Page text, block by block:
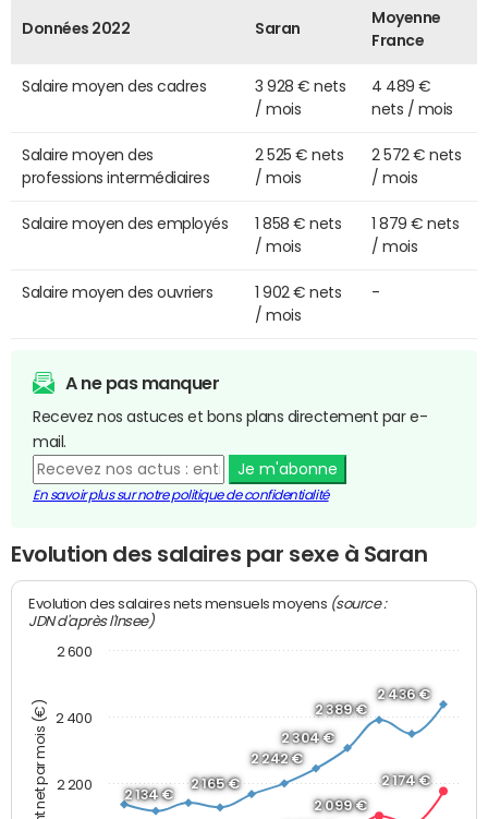
Données 2022 Saran
Moyenne
France
Salaire moyen des cadres
3 928 € nets
/ mois
4 489 €
nets / mois
Salaire moyen des
professions intermédiaires
2 525 € nets
/ mois
2 572 € nets
/ mois
Salaire moyen des employés
1 858 € nets
/ mois
1 879 € nets
/ mois
Salaire moyen des ouvriers
1 902 € nets
/ mois
-
A ne pas manquer
Recevez nos astuces et bons plans directement par e-
mail.
Je m'abonne
En savoir plus sur notre politique de confidentialité
Evolution des salaires par sexe à Saran
Montant net par mois (€)
Evolution des salaires nets mensuels moyens (source :
JDN d'après l'Insee)
2 099 €
2 174 €
2 134 €
2 165 €
2 242 €
2 304 €
2 389 €
2 436 €
2 200
2 400
2 600